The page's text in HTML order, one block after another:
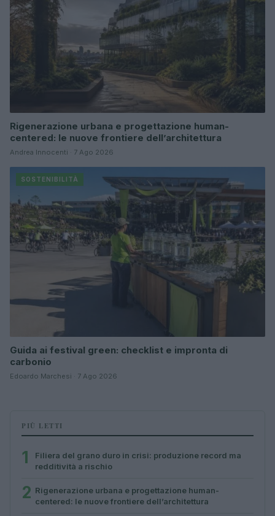
Rigenerazione urbana e progettazione human-
centered: le nuove frontiere dell’architettura
Andrea Innocenti · 7 Ago 2026
SOSTENIBILITÀ
Guida ai festival green: checklist e impronta di
carbonio
Edoardo Marchesi · 7 Ago 2026
PIÙ LETTI
1
Filiera del grano duro in crisi: produzione record ma
redditività a rischio
2 Rigenerazione urbana e progettazione human-
centered: le nuove frontiere dell’architettura